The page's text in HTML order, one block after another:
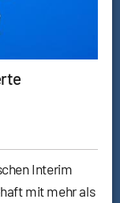
Interim
mit mehr als